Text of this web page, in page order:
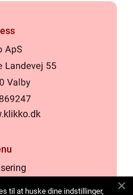
til at huske dine indstillinger,